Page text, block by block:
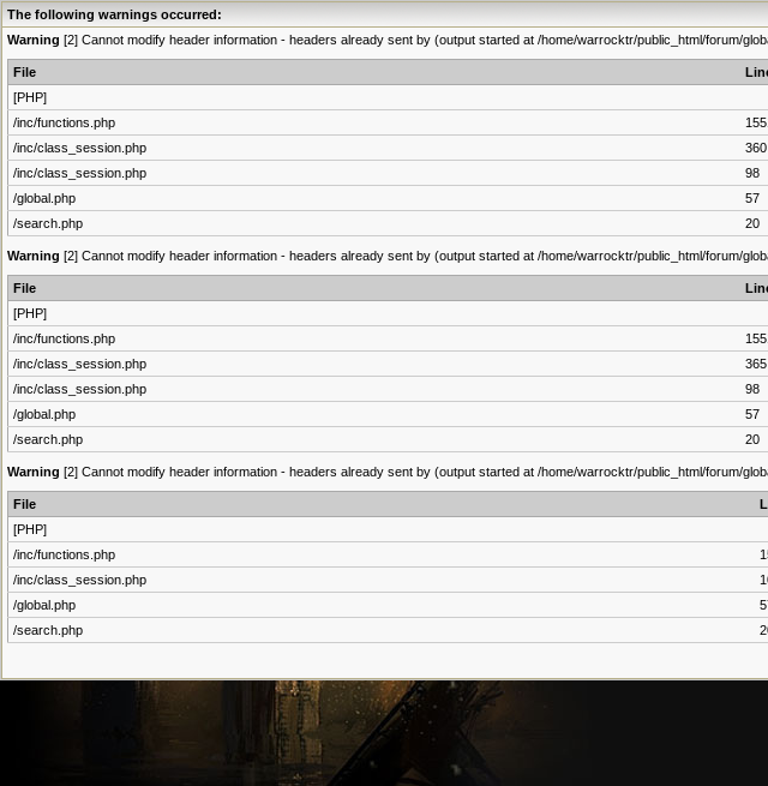
The following warnings occurred:
Warning [2] Cannot modify header information - headers already sent by (output started at /home/warrocktr/public_html/forum/
File
[PHP]
/inc/functions.php
/inc/class_session.php
360
/inc/class_session.php
98
/global.php
57
/search.php
20
Warning [2] Cannot modify header information - headers already sent by (output started at /home/warrocktr/public_html/forum/
File
[PHP]
/inc/functions.php
/inc/class_session.php
365
/inc/class_session.php
98
/global.php
57
/search.php
20
Warning [2] Cannot modify header information - headers already sent by (output started at /home/warrocktr/public_html/forum/
File
[PHP]
/inc/functions.php
/inc/class_session.php
/global.php
/search.php